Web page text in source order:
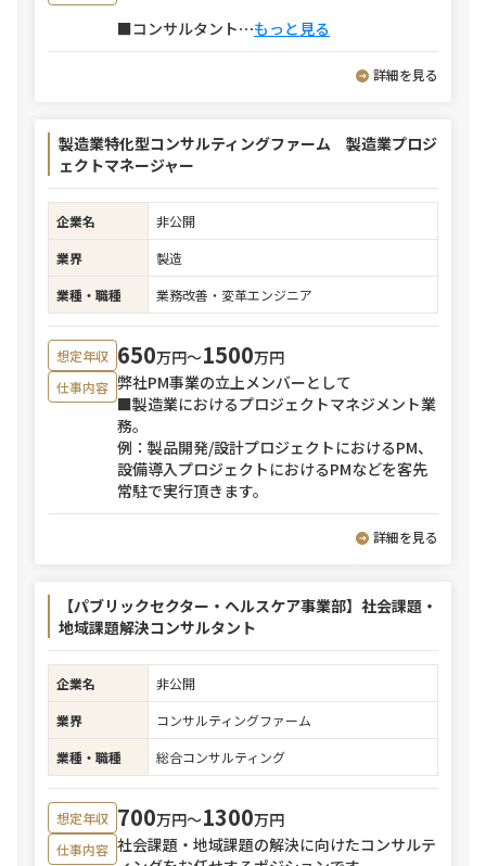
■コンサルタント⋯もっと見る
詳細を見る
製造業特化型コンサルティングファーム 製造業プロジ
ェクトマネージャー
企業名
非公開
業界
製造
業種・職種
業務改善・変革エンジニア
想定年収 650万円〜1500万円
仕事内容 弊社PM事業の立上メンバーとして
■製造業におけるプロジェクトマネジメント業
務。
例：製品開発/設計プロジェクトにおけるPM、
設備導入プロジェクトにおけるPMなどを客先
常駐で実行頂きます。
詳細を見る
【パブリックセクター・ヘルスケア事業部】社会課題・
地域課題解決コンサルタント
企業名
非公開
業界
コンサルティングファーム
業種・職種
総合コンサルティング
想定年収 700万円〜1300万円
仕事内容 社会課題・地域課題の解決に向けたコンサルテ